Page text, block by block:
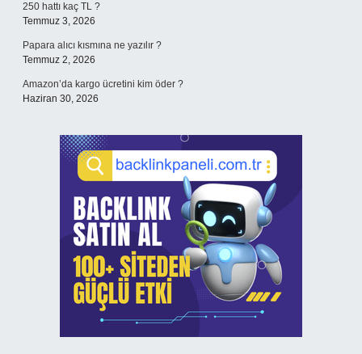
250 hattı kaç TL ?
Temmuz 3, 2026
Papara alıcı kısmına ne yazılır ?
Temmuz 2, 2026
Amazon’da kargo ücretini kim öder ?
Haziran 30, 2026